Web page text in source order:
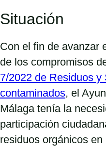
Situación
Con el fin de avanzar
de los compromisos
7/2022 de Residuos y
contaminados, el
Málaga tenía la
participación
residuos orgánicos